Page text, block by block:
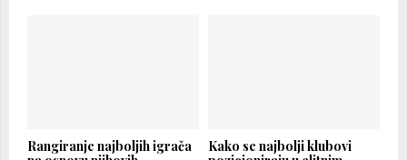
Rangiranje najboljih igrača
Kako se najbolji klubovi